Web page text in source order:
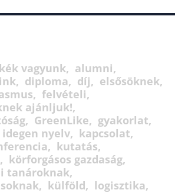
vagyunk
alumni
diploma díj
elsősöknek
felvételi
ajánljuk!
GreenLike
gyakorlat
idegen nyelv
kapcsolat
kutatás
körforgásos gazdaság
tanároknak
külföld
logisztika